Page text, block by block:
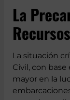
La
La situación
Civil, con
mayor en la